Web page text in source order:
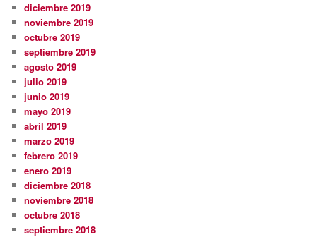
diciembre 2019
noviembre 2019
octubre 2019
septiembre 2019
agosto 2019
julio 2019
junio 2019
mayo 2019
abril 2019
marzo 2019
febrero 2019
enero 2019
diciembre 2018
noviembre 2018
octubre 2018
septiembre 2018